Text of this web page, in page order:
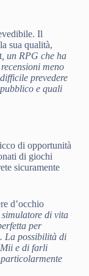
Il
sua qualità,
, un RPG che ha
meno
prevedere
e quali
di opportunità
di giochi
sicuramente
d’occhio
simulatore di vita
per
La possibilità di
Mii e di farli